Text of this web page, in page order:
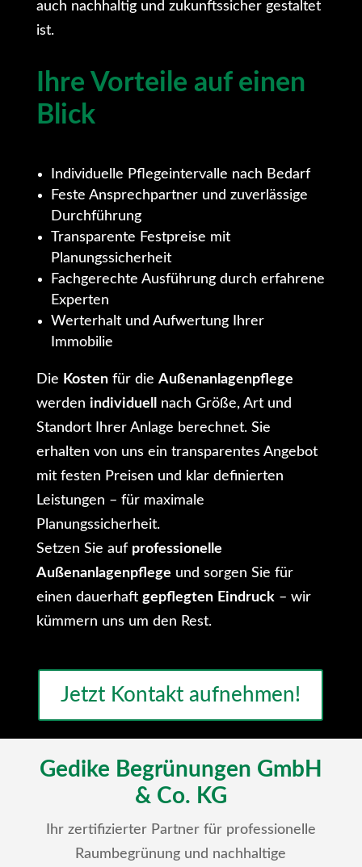
auch nachhaltig und zukunftssicher gestaltet
ist.
Ihre Vorteile auf einen
Blick
Individuelle Pflegeintervalle nach Bedarf
Feste Ansprechpartner und zuverlässige
Durchführung
Transparente Festpreise mit
Planungssicherheit
Fachgerechte Ausführung durch erfahrene
Experten
Werterhalt und Aufwertung Ihrer
Immobilie
Die Kostenfür die Außenanlagenpflege
werden individuell
nach Größe, Art und
Standort Ihrer Anlage berechnet. Sie
erhalten von uns ein transparentes Angebot
mit festen Preisen und klar definierten
Leistungen – für maximale
Planungssicherheit.
Setzen Sie auf professionelle
Außenanlagenpflege und sorgen Sie für
einen dauerhaft gepflegten Eindruck– wir
kümmern uns um den Rest.
Jetzt Kontakt aufnehmen!
Gedike Begrünungen GmbH
& Co. KG
Ihr zertifizierter Partner für professionelle
Raumbegrünung und nachhaltige